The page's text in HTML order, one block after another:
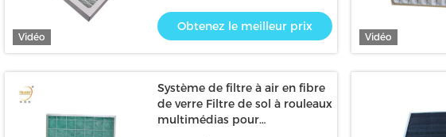
Vidéo
Obtenez le meilleur prix
Vidéo
Système de filtre à air en fibre
de verre Filtre de sol à rouleaux
multimédias pour